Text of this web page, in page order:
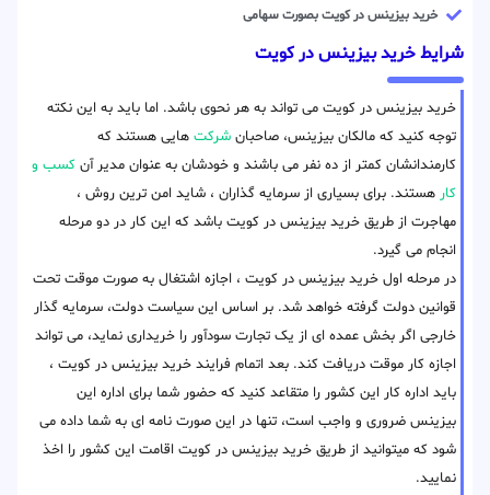
خرید بیزینس در کویت بصورت سهامی
شرایط خرید بیزینس در کویت
خرید بیزینس در کویت می تواند به هر نحوی باشد. اما باید به این نکته
توجه کنید که مالکان بیزینس، صاحبان شرکت هایی هستند که
کارمندانشان کمتر از ده نفر می باشند و خودشان به عنوان مدیر آن کسب و
کار هستند. برای بسیاری از سرمایه گذاران ، شاید امن ترین روش ،
مهاجرت از طریق خرید بیزینس در کویت باشد که این کار در دو مرحله
انجام می گیرد.
در مرحله اول خرید بیزینس در کویت ، اجازه اشتغال به صورت موقت تحت
قوانین دولت گرفته خواهد شد. بر اساس این سیاست دولت، سرمایه گذار
خارجی اگر بخش عمده ای از یک تجارت سودآور را خریداری نماید، می تواند
اجازه کار موقت دریافت کند. بعد اتمام فرایند خرید بیزینس در کویت ،
باید اداره کار این کشور را متقاعد کنید که حضور شما برای اداره این
بیزینس ضروری و واجب است، تنها در این صورت نامه ای به شما داده می
شود که میتوانید از طریق خرید بیزینس در کویت اقامت این کشور را اخذ
نمایید.